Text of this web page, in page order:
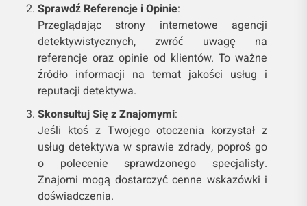
Sprawdź Referencje i Opinie:
Przeglądając strony internetowe agencji
detektywistycznych, zwróć uwagę na
referencje oraz opinie od klientów. To ważne
źródło informacji na temat jakości usług i
reputacji detektywa.
Skonsultuj Się z Znajomymi:
Jeśli ktoś z Twojego otoczenia korzystał z
usług detektywa w sprawie zdrady, poproś go
o polecenie sprawdzonego specjalisty.
Znajomi mogą dostarczyć cenne wskazówki i
doświadczenia.